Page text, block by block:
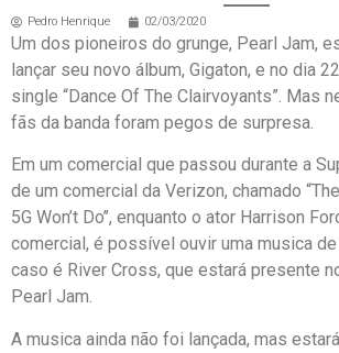
Pedro Henrique 02/03/2020
Um dos pioneiros do grunge, Pearl Jam,
lançar seu novo álbum, Gigaton, e no dia
single “Dance Of The Clairvoyants”. Mas
fãs da banda foram pegos de surpresa.
Em um comercial que passou durante a
de um comercial da Verizon, chamado
5G Won’t Do’’, enquanto o ator Harrison
comercial, é possível ouvir uma musica
caso é River Cross, que estará presente
Pearl Jam.
A musica ainda não foi lançada, mas